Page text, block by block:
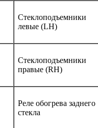
Стеклоподъемники
левые (LH)
Стеклоподъемники
правые (RH)
Реле обогрева заднего
стекла